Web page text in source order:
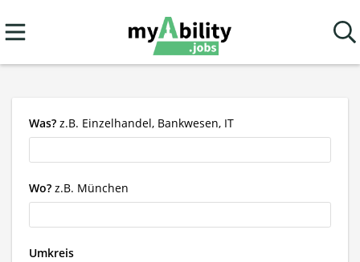
Was? z.B. Einzelhandel, Bankwesen, IT
Wo? z.B. München
Umkreis